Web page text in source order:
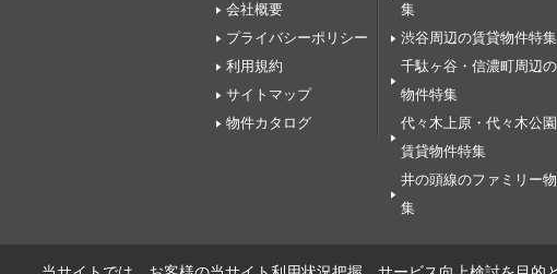
会社概要
プライバシーポリシー
利用規約
サイトマップ
物件カタログ
集
渋谷周辺の賃貸物件特集
千駄ヶ谷・信濃町周辺
物件特集
代々木上原・代々木公
賃貸物件特集
井の頭線のファミリー
集